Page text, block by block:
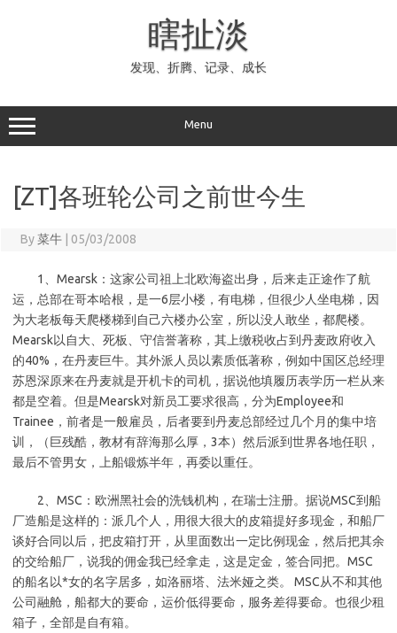
瞎扯淡
发现、折腾、记录、成长
Menu
[ZT]各班轮公司之前世今生
By菜牛 05/03/2008
1、Mearsk：这家公司祖上北欧海盗出身，后来走正途作了航
运，总部在哥本哈根，是一6层小楼，有电梯，但很少人坐电梯，因
为大老板每天爬楼梯到自己六楼办公室，所以没人敢坐，都爬楼。
Mearsk以自大、死板、守信誉著称，其上缴税收占到丹麦政府收入
的40%，在丹麦巨牛。其外派人员以素质低著称，例如中国区总经理
苏恩深原来在丹麦就是开机卡的司机，据说他填履历表学历一栏从来
都是空着。但是Mearsk对新员工要求很高，分为Employee和
Trainee，前者是一般雇员，后者要到丹麦总部经过几个月的集中培
训，（巨残酷，教材有辞海那么厚，3本）然后派到世界各地任职，
最后不管男女，上船锻炼半年，再委以重任。
2、MSC：欧洲黑社会的洗钱机构，在瑞士注册。据说MSC到船
厂造船是这样的：派几个人，用很大很大的皮箱提好多现金，和船厂
谈好合同以后，把皮箱打开，从里面数出一定比例现金，然后把其余
的交给船厂，说我的佣金我已经拿走，这是定金，签合同把。MSC
的船名以*女的名字居多，如洛丽塔、法米娅之类。 MSC从不和其他
公司融舱，船都大的要命，运价低得要命，服务差得要命。也很少租
箱子，全部是自有箱。